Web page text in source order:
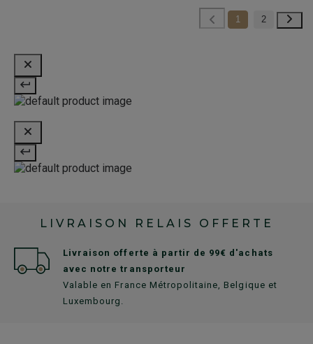
1 2
LIVRAISON RELAIS OFFERTE
Livraison offerte à partir de 99€ d'achats
avec notre transporteur
Valable en France Métropolitaine, Belgique et
Luxembourg.